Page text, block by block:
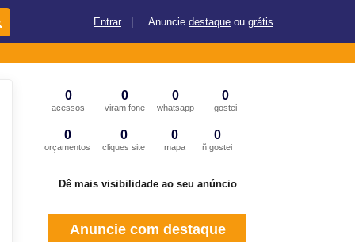
Entrar Anuncie destaque ou grátis
0
acessos
0
viram fone
0
whatsapp
0
gostei
0
orçamentos
0
cliques site
0
mapa
0
ñ gostei
Dê mais visibilidade ao seu anúncio
Anuncie com destaque